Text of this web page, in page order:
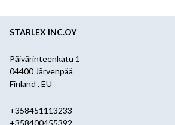
STARLEX INC.OY
Päivärinteenkatu 1
04400 Järvenpää
Finland , EU
+358451113233